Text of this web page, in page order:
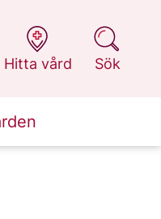
Hitta vård
på 1177.se
Sök
på 1177.se